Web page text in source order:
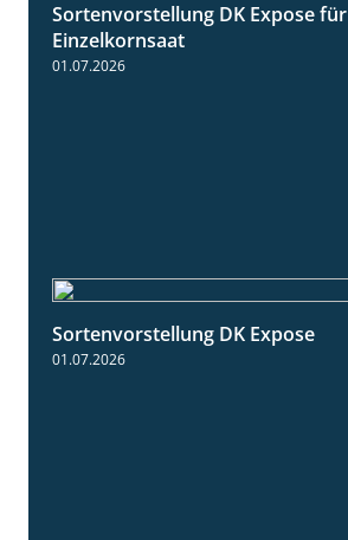
Sortenvorstellung DK Expose für
Einzelkornsaat
01.07.2026
Sortenvorstellung DK Expose
01.07.2026